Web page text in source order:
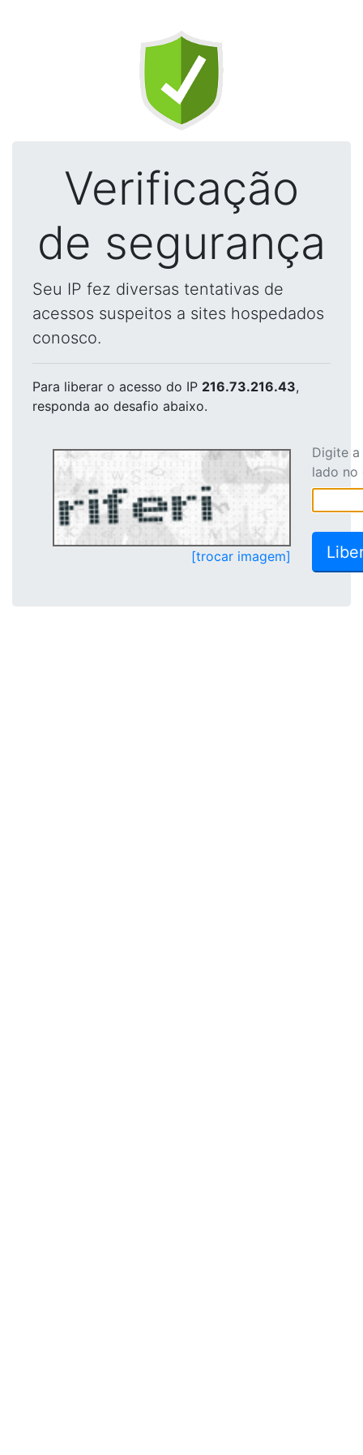
Verificação
de segurança
Seu IP fez diversas tentativas de
acessos suspeitos a sites hospedados
conosco.
Para liberar o acesso do IP 216.73.216.43,
responda ao desafio abaixo.
[trocar imagem]
Digite
lado no